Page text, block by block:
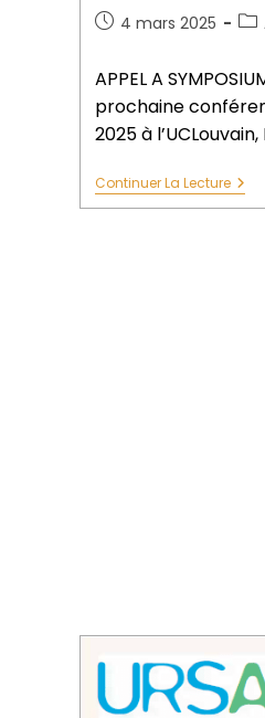
4 mars 2025
APPEL A
prochaine
2025 à
Continuer La Lecture